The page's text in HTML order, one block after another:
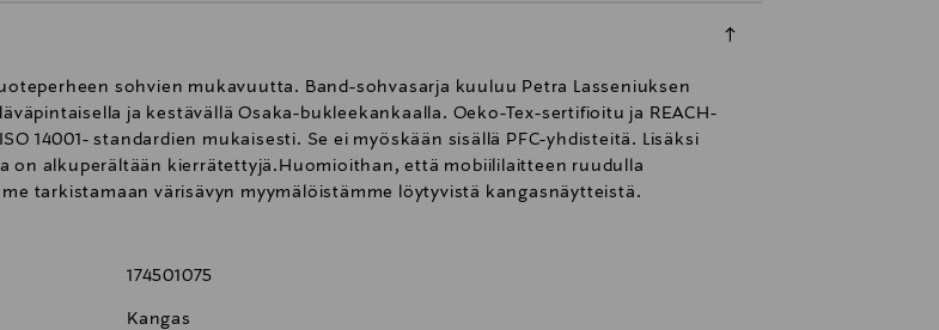
sohvien mukavuutta. Band-sohvasarja kuuluu Petra Lasseniuksen
ja kestävällä Osaka-bukleekankaalla. Oeko-Tex-sertifioitu ja REACH-
14001- standardien mukaisesti. Se ei myöskään sisällä PFC-yhdisteitä. Lisäksi
on alkuperältään kierrätettyjä.Huomioithan, että mobiililaitteen ruudulla
tarkistamaan värisävyn myymälöistämme löytyvistä kangasnäytteistä.
174501075
Kangas